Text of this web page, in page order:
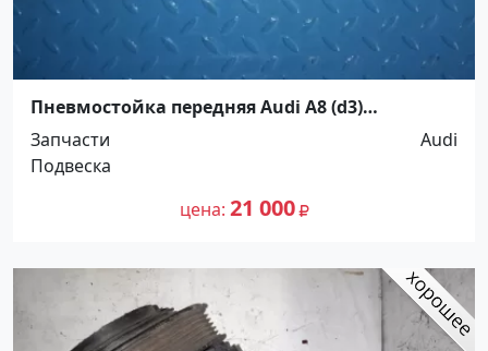
Пневмостойка передняя Audi A8 (d3)
Краснодар
Запчасти
Audi
Подвеска
цена 21 000